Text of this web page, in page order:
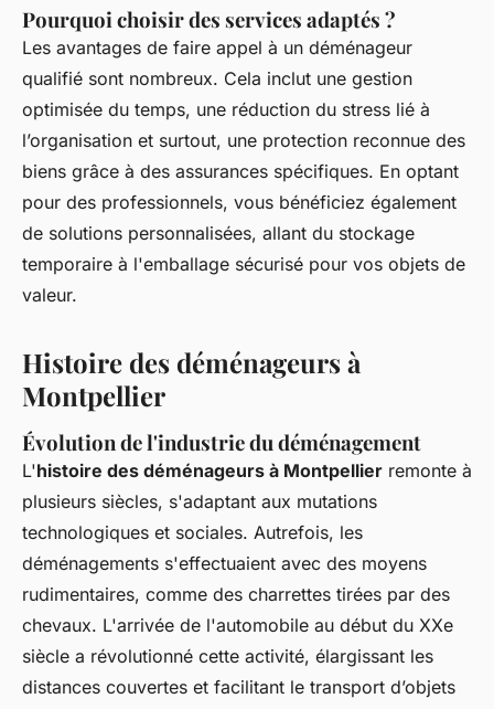
Pourquoi choisir des services adaptés ?
Les avantages de faire appel à un déménageur
qualifié sont nombreux. Cela inclut une gestion
optimisée du temps, une réduction du stress lié à
l’organisation et surtout, une protection reconnue des
biens grâce à des assurances spécifiques. En optant
pour des professionnels, vous bénéficiez également
de solutions personnalisées, allant du stockage
temporaire à l'emballage sécurisé pour vos objets de
valeur.
Histoire des déménageurs à
Montpellier
Évolution de l'industrie du déménagement
L'histoire des déménageurs à Montpellier remonte à
plusieurs siècles, s'adaptant aux mutations
technologiques et sociales. Autrefois, les
déménagements s'effectuaient avec des moyens
rudimentaires, comme des charrettes tirées par des
chevaux. L'arrivée de l'automobile au début du XXe
siècle a révolutionné cette activité, élargissant les
distances couvertes et facilitant le transport d’objets